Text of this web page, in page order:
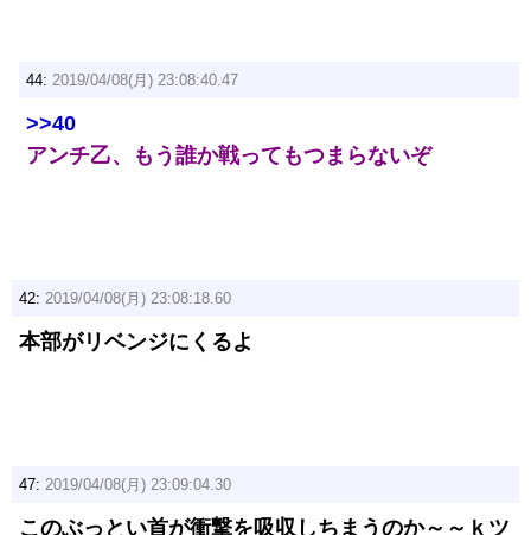
44: 2019/04/08(月) 23:08:40.47
>>40
アンチ乙、もう誰か戦ってもつまらないぞ
42: 2019/04/08(月) 23:08:18.60
本部がリベンジにくるよ
47: 2019/04/08(月) 23:09:04.30
このぶっとい首が衝撃を吸収しちまうのか～～ｋツ